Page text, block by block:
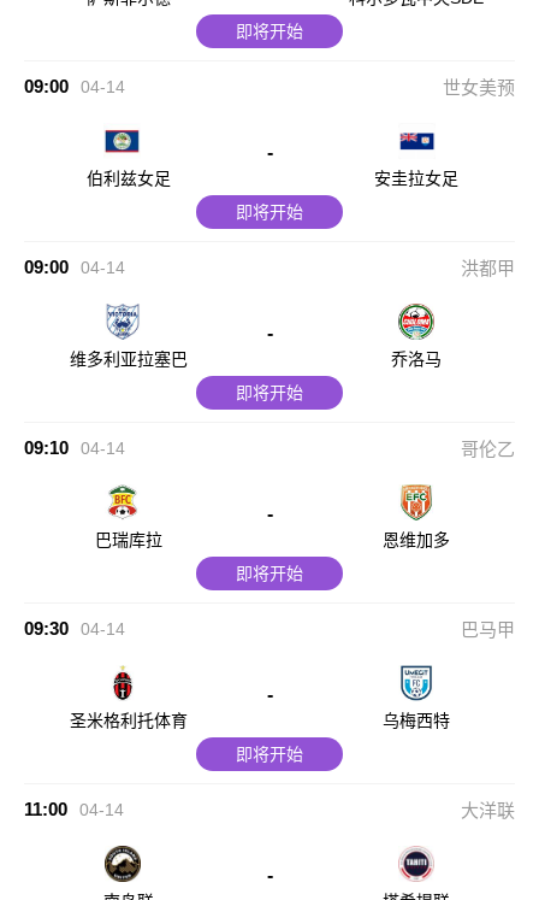
即将开始
09:00 04-14 世女美预
伯利兹女足
-
安圭拉女足
即将开始
09:00 04-14 洪都甲
维多利亚拉塞巴
-
乔洛马
即将开始
09:10 04-14 哥伦乙
巴瑞库拉
-
恩维加多
即将开始
09:30 04-14 巴马甲
圣米格利托体育
-
乌梅西特
即将开始
11:00 04-14 大洋联
-